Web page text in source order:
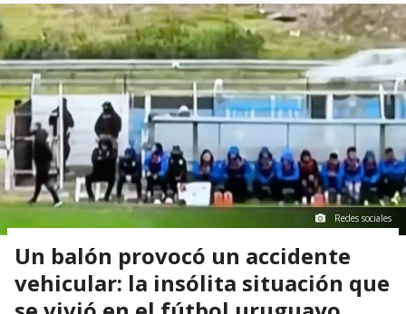
Redes sociales
Un balón provocó un accidente
vehicular: la insólita situación que